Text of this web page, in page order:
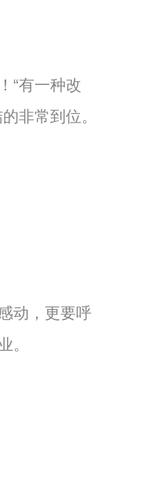
“有一种改
非常到位。
动，更要呼
。